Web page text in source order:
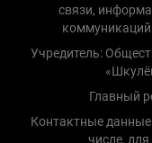
связи,
Учредитель:
Главный
Контактные
числе,